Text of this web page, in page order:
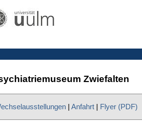
Zwiefalten
| Anfahrt | Flyer (PDF)